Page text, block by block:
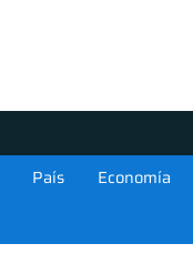
País
Economía